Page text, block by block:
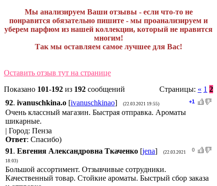
Мы анализируем Ваши отзывы - если что-то не
понравится обязательно пишите - мы проанализируем и
уберем парфюм из нашей коллекции, который не нравится
многим!
Так мы оставляем самое лучшее для Вас!
Оставить отзыв тут на странице
Страницы: « 1 2
Показано 101-192 из 192 сообщений
+1
92. ivanuschkina.o [ivanuschkinao] (22.03.2021 19:55)
Очень классный магазин. Быстрая отправка. Ароматы
шикарные.
| Город: Пенза
Ответ: Спасибо)
0
91. Евгения Александровна Ткаченко [jena]
(22.03.2021
18:03)
Большой ассортимент. Отзывчивые сотрудники.
Качественный товар. Стойкие ароматы. Быстрый сбор заказа